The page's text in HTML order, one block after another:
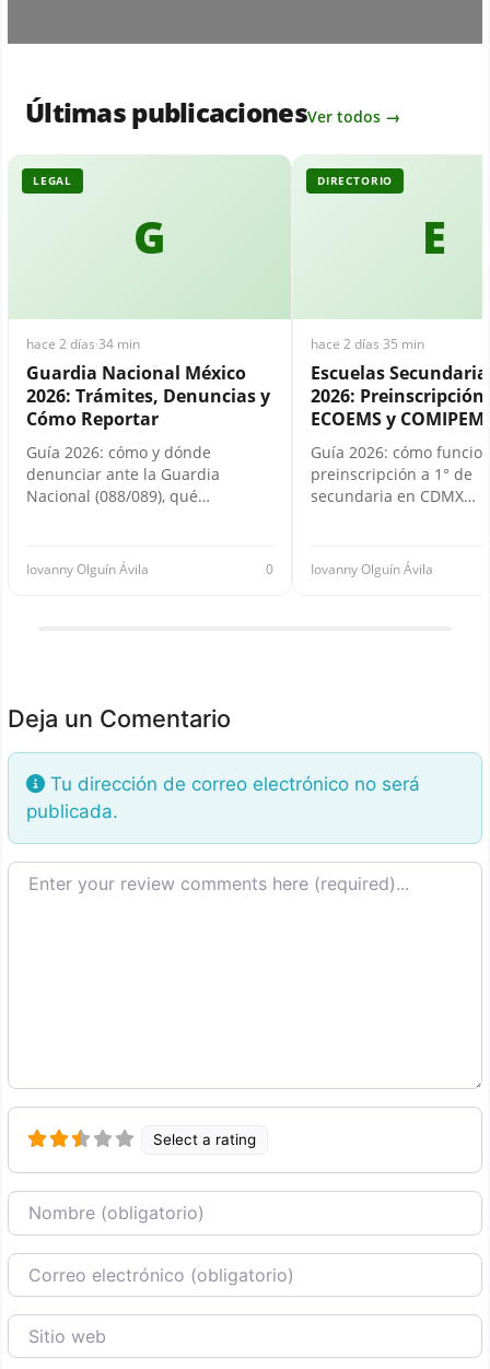
Últimas publicacionesVer todos →
G
LEGAL
hace 2 días·34 min
Guardia Nacional México
2026: Trámites, Denuncias y
Cómo Reportar
Guía 2026: cómo y dónde
denunciar ante la Guardia
Nacional (088/089), qué…
Iovanny Olguín Ávila 0
E
DIRECTORIO
hace 2 días·35 min
Escuelas
2026: Preinscripción,
ECOEMS y
Guía 2026: cómo
preinscripción a 1° de
secundaria en CDMX…
Iovanny Olguín Ávila
Deja un Comentario
Tu dirección de correo electrónico no será
publicada.
Texto de la reseña
Select a rating
Nombre
Correo Electronico
Sitio web